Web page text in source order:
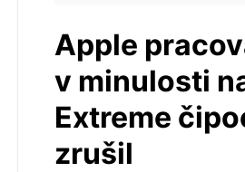
Apple
v minulosti
Extreme
zrušil